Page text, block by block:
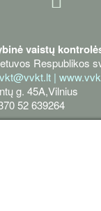
vaistų
Respublikos
|
g. 45A,Vilnius
52 639264